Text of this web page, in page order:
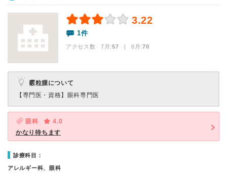
3.22
1件
アクセス数 7月:57 | 6月:70
霰粒腫について
【専門医・資格】 眼科専門医
眼科
4.0
かなり待ちます
診療科目：
アレルギー科、眼科